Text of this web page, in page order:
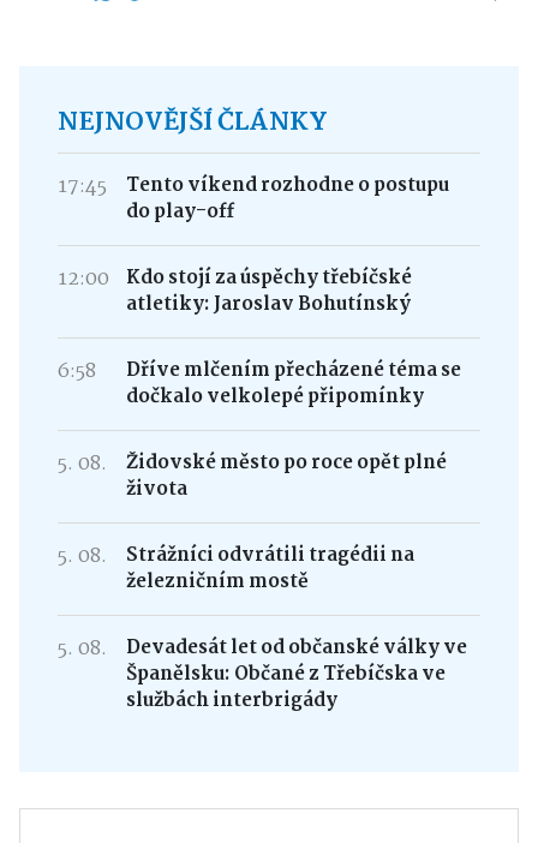
NEJNOVĚJŠÍ ČLÁNKY
17:45
Tento víkend rozhodne o postupu
do play-off
12:00
Kdo stojí za úspěchy třebíčské
atletiky: Jaroslav Bohutínský
6:58
Dříve mlčením přecházené téma se
dočkalo velkolepé připomínky
5. 08.
Židovské město po roce opět plné
života
5. 08.
Strážníci odvrátili tragédii na
železničním mostě
5. 08.
Devadesát let od občanské války ve
Španělsku: Občané z Třebíčska ve
službách interbrigády